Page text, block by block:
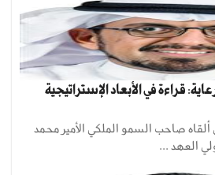
قراءة في الأبعاد الإستراتيجية
صاحب السمو الملكي الأمير محمد
العهد ...